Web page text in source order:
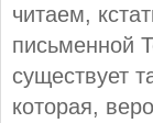
читаем,
письменной
существует
которая,